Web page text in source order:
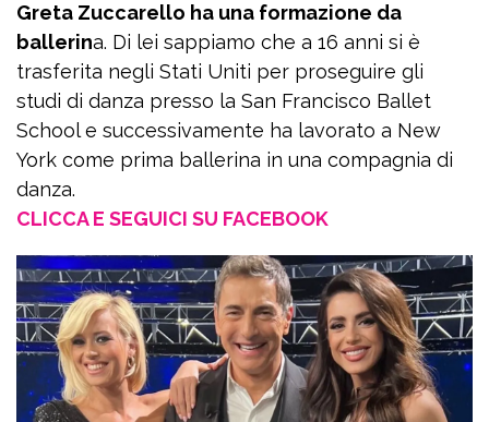
Greta Zuccarello ha una formazione da
ballerina. Di lei sappiamo che a 16 anni si è
trasferita negli Stati Uniti per proseguire gli
studi di danza presso la San Francisco Ballet
School e successivamente ha lavorato a New
York come prima ballerina in una compagnia di
danza.
CLICCA E SEGUICI SU FACEBOOK